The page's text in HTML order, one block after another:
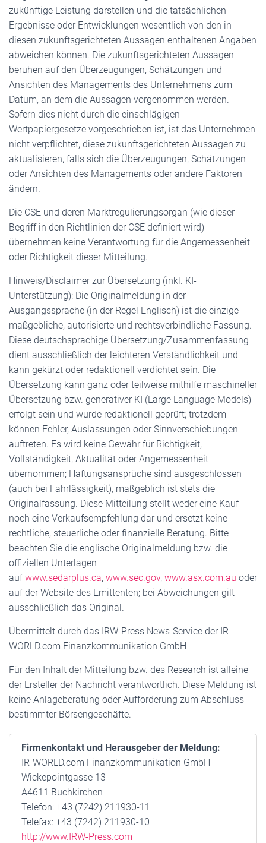
zukünftige Leistung darstellen und die tatsächlichen
Ergebnisse oder Entwicklungen wesentlich von den in
diesen zukunftsgerichteten Aussagen enthaltenen Angaben
abweichen können. Die zukunftsgerichteten Aussagen
beruhen auf den Überzeugungen, Schätzungen und
Ansichten des Managements des Unternehmens zum
Datum, an dem die Aussagen vorgenommen werden.
Sofern dies nicht durch die einschlägigen
Wertpapiergesetze vorgeschrieben ist, ist das Unternehmen
nicht verpflichtet, diese zukunftsgerichteten Aussagen zu
aktualisieren, falls sich die Überzeugungen, Schätzungen
oder Ansichten des Managements oder andere Faktoren
ändern.
Die CSE und deren Marktregulierungsorgan (wie dieser
Begriff in den Richtlinien der CSE definiert wird)
übernehmen keine Verantwortung für die Angemessenheit
oder Richtigkeit dieser Mitteilung.
Hinweis/Disclaimer zur Übersetzung (inkl. KI-
Unterstützung): Die Originalmeldung in der
Ausgangssprache (in der Regel Englisch) ist die einzige
maßgebliche, autorisierte und rechtsverbindliche Fassung.
Diese deutschsprachige Übersetzung/Zusammenfassung
dient ausschließlich der leichteren Verständlichkeit und
kann gekürzt oder redaktionell verdichtet sein. Die
Übersetzung kann ganz oder teilweise mithilfe maschineller
Übersetzung bzw. generativer KI (Large Language Models)
erfolgt sein und wurde redaktionell geprüft; trotzdem
können Fehler, Auslassungen oder Sinnverschiebungen
auftreten. Es wird keine Gewähr für Richtigkeit,
Vollständigkeit, Aktualität oder Angemessenheit
übernommen; Haftungsansprüche sind ausgeschlossen
(auch bei Fahrlässigkeit), maßgeblich ist stets die
Originalfassung. Diese Mitteilung stellt weder eine Kauf-
noch eine Verkaufsempfehlung dar und ersetzt keine
rechtliche, steuerliche oder finanzielle Beratung. Bitte
beachten Sie die englische Originalmeldung bzw. die
offiziellen Unterlagen
aufwww.sedarplus.ca, www.sec.gov, www.asx.com.au oder
auf der Website des Emittenten; bei Abweichungen gilt
ausschließlich das Original.
Übermittelt durch das IRW-Press News-Service der IR-
WORLD.com Finanzkommunikation GmbH
Für den Inhalt der Mitteilung bzw. des Research ist alleine
der Ersteller der Nachricht verantwortlich. Diese Meldung ist
keine Anlageberatung oder Aufforderung zum Abschluss
bestimmter Börsengeschäfte.
Firmenkontakt und Herausgeber der Meldung:
IR-WORLD.com Finanzkommunikation GmbH
Wickepointgasse 13
A4611 Buchkirchen
Telefon: +43 (7242) 211930-11
Telefax: +43 (7242) 211930-10
http://www.IRW-Press.com